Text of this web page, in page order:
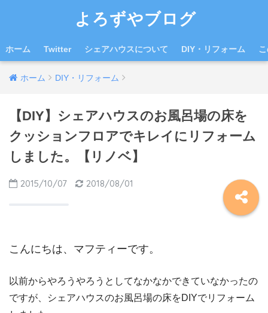
よろずやブログ
ホーム Twitter シェアハウスについて DIY・リフォーム
ホーム DIY・リフォーム
【DIY】シェアハウスのお風呂場の床を
クッションフロアでキレイにリフォーム
しました。【リノベ】
2015/10/07 2018/08/01
こんにちは、マフティーです。
以前からやろうやろうとしてなかなかできていなかったの
ですが、シェアハウスのお風呂場の床をDIYでリフォーム